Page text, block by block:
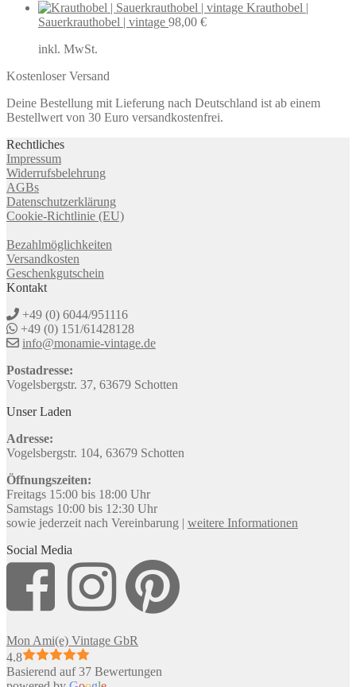
Krauthobel |
Sauerkrauthobel | vintage 98,00 €
inkl. MwSt.
Kostenloser Versand
Deine Bestellung mit Lieferung nach Deutschland ist ab einem
Bestellwert von 30 Euro versandkostenfrei.
Rechtliches
Impressum
Widerrufsbelehrung
AGBs
Datenschutzerklärung
Cookie-Richtlinie (EU)
Bezahlmöglichkeiten
Versandkosten
Geschenkgutschein
Kontakt
+49 (0) 6044/951116
+49 (0) 151/61428128
info@monamie-vintage.de
Postadresse:
Vogelsbergstr. 37, 63679 Schotten
Unser Laden
Adresse:
Vogelsbergstr. 104, 63679 Schotten
Öffnungszeiten:
Freitags 15:00 bis 18:00 Uhr
Samstags 10:00 bis 12:30 Uhr
sowie jederzeit nach Vereinbarung | weitere Informationen
Social Media
Mon Ami(e) Vintage GbR
4.8
Basierend auf 37 Bewertungen